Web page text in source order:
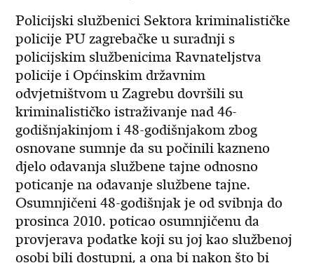
Policijski službenici Sektora kriminalističke
policije PU zagrebačke u suradnji s
policijskim službenicima Ravnateljstva
policije i Općinskim državnim
odvjetništvom u Zagrebu dovršili su
kriminalističko istraživanje nad 46-
godišnjakinjom i 48-godišnjakom zbog
osnovane sumnje da su počinili kazneno
djelo odavanja službene tajne odnosno
poticanje na odavanje službene tajne.
Osumnjičeni 48-godišnjak je od svibnja do
prosinca 2010. poticao osumnjičenu da
provjerava podatke koji su joj kao službenoj
osobi bili dostupni, a ona bi nakon što bi